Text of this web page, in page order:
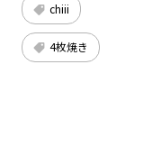
chiii
4枚焼き